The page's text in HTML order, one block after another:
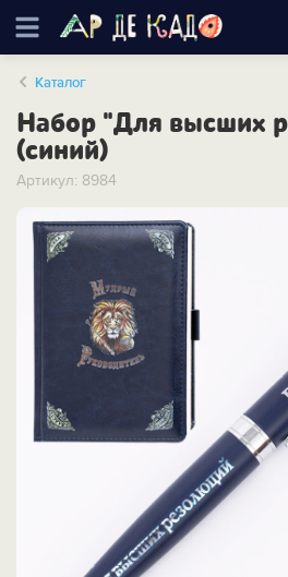
Каталог
Набор "Для высших
(синий)
Артикул: 8984